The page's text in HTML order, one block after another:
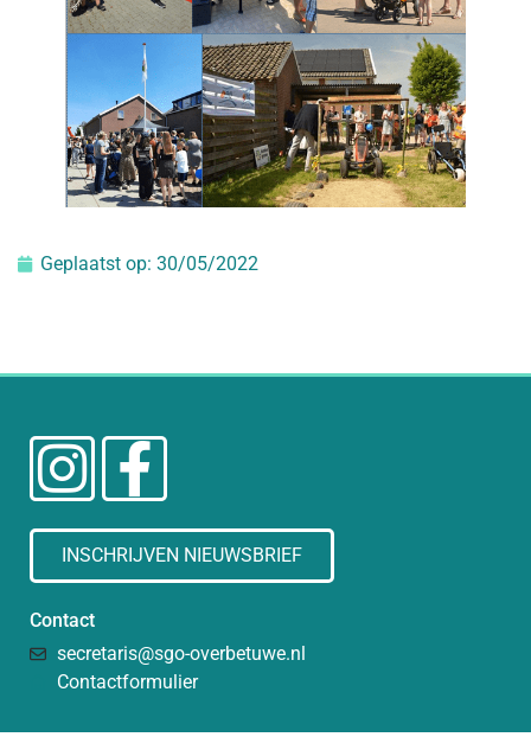
Geplaatst op: 30/05/2022
INSCHRIJVEN NIEUWSBRIEF
Contact
secretaris@sgo-overbetuwe.nl
Contactformulier